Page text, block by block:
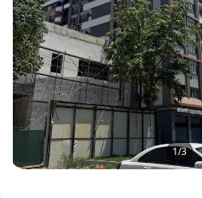
Цена по запросу
4 комнаты, 114 м², этаж
1/3